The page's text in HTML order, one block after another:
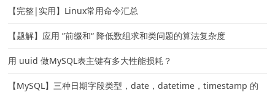
【完整|实用】Linux常用命令汇总
【题解】应用 ”前缀和“ 降低数组求和类问题的算法复杂度
用 uuid 做MySQL表主键有多大性能损耗？
【MySQL】三种日期字段类型，date，datetime，timestamp 的